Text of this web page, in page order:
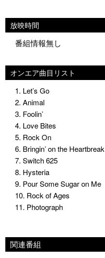
放映時間
番組情報無し
オンエア曲目リスト
1. Let’s Go
2. Animal
3. Foolin’
4. Love Bites
5. Rock On
6. Bringin’ on the Heartbreak
7. Switch 625
8. Hysteria
9. Pour Some Sugar on Me
10. Rock of Ages
11. Photograph
関連番組